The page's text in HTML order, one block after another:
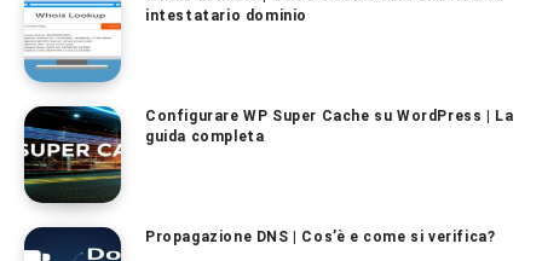
intestatario dominio
Configurare WP Super Cache su WordPress | La
guida completa
Propagazione DNS | Cos’è e come si verifica?